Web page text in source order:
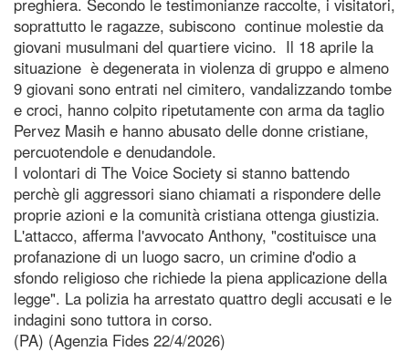
preghiera. Secondo le testimonianze raccolte, i visitatori,
soprattutto le ragazze, subiscono continue molestie da
giovani musulmani del quartiere vicino. Il 18 aprile la
situazione è degenerata in violenza di gruppo e almeno
9 giovani sono entrati nel cimitero, vandalizzando tombe
e croci, hanno colpito ripetutamente con arma da taglio
Pervez Masih e hanno abusato delle donne cristiane,
percuotendole e denudandole.
I volontari di The Voice Society si stanno battendo
perchè gli aggressori siano chiamati a rispondere delle
proprie azioni e la comunità cristiana ottenga giustizia.
L'attacco, afferma l'avvocato Anthony, "costituisce una
profanazione di un luogo sacro, un crimine d'odio a
sfondo religioso che richiede la piena applicazione della
legge". La polizia ha arrestato quattro degli accusati e le
indagini sono tuttora in corso.
(PA) (Agenzia Fides 22/4/2026)